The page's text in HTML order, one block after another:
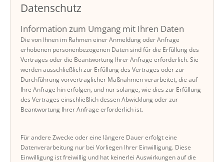
Datenschutz
Information zum Umgang mit Ihren Daten
Die von Ihnen im Rahmen einer Anmeldung oder Anfrage
erhobenen personenbezogenen Daten sind für die Erfüllung des
Vertrages oder die Beantwortung Ihrer Anfrage erforderlich. Sie
werden ausschließlich zur Erfüllung des Vertrages oder zur
Durchführung vorvertraglicher Maßnahmen verarbeitet, die auf
Ihre Anfrage hin erfolgen, und nur solange, wie dies zur Erfüllung
des Vertrages einschließlich dessen Abwicklung oder zur
Beantwortung Ihrer Anfrage erforderlich ist.
Für andere Zwecke oder eine längere Dauer erfolgt eine
Datenverarbeitung nur bei Vorliegen Ihrer Einwilligung. Diese
Einwilligung ist freiwillig und hat keinerlei Auswirkungen auf die